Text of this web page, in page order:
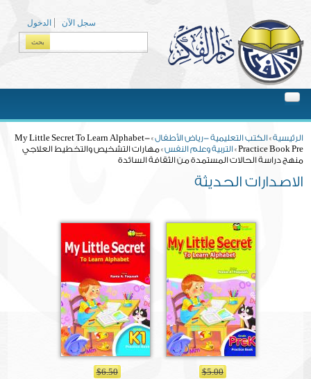
الدخول
سجل الآن
الرئيسية» الكتب التعليمية -رياض الأطفال » My Little Secret To Learn Alphabet-
Practice Book Pre » التربية وعلم النفس» مهارات التشخيص والتخطيط العلاجي
منهج دراسة الحالات المستمدة من الثقافة السائدة
الاصدارات الحديثة
$5.00
$6.50